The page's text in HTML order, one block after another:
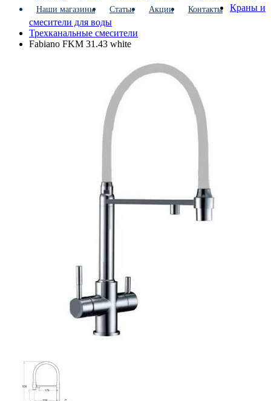
Наши магазины
Статьи Акции Контакты
Краны и
смесители для воды
Трехканальные смесители
Fabiano FKM 31.43 white